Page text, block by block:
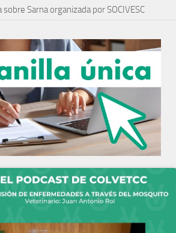
sobre Sarna organizada por SOCIVESC